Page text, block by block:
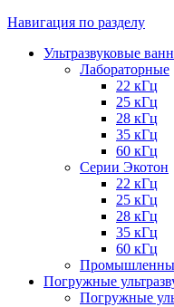
Навигация по разделу
Ультразвуковые
Лабораторные
22 кГц
25 кГц
28 кГц
35 кГц
60 кГц
Серии Экотон
22 кГц
25 кГц
28 кГц
35 кГц
60 кГц
Погружные
Погружные